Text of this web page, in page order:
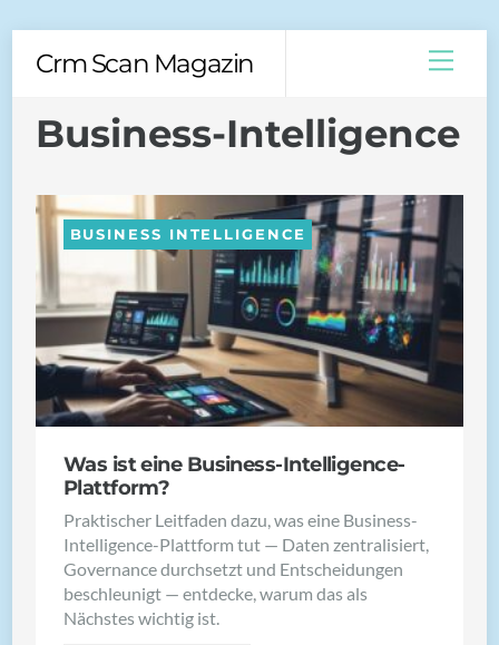
content
Crm Scan Magazin
Business-Intelligence
Was ist eine Business-Intelligence-
Plattform?
BUSINESS INTELLIGENCE
Praktischer Leitfaden dazu, was eine Business-
Intelligence-Plattform tut — Daten zentralisiert,
Governance durchsetzt und Entscheidungen
beschleunigt — entdecke, warum das als
Nächstes wichtig ist.